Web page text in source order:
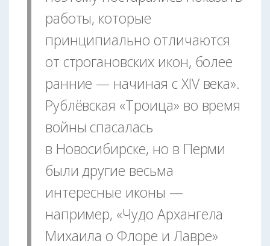
работы, которые
принципиально отличаются
от строгановских икон, более
ранние — начиная с XIV века».
Рублёвская «Троица» во время
войны спасалась
в Новосибирске, но в Перми
были другие весьма
интересные иконы —
например, «Чудо Архангела
Михаила о Флоре и Лавре»